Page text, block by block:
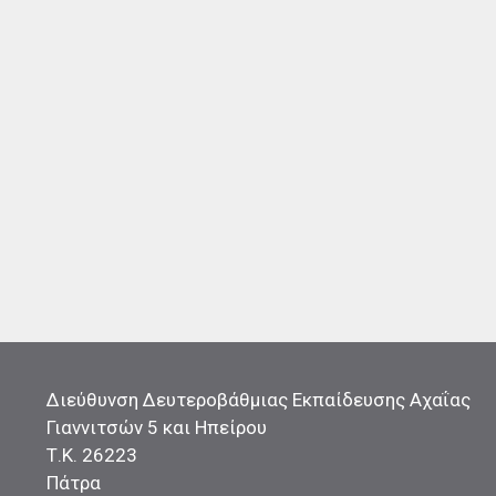
Διεύθυνση Δευτεροβάθμιας Εκπαίδευσης Αχαΐας
Γιαννιτσών 5 και Ηπείρου
Τ.Κ. 26223
Πάτρα